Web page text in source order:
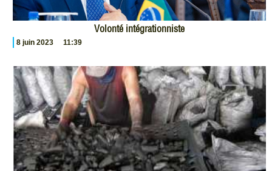
Volonté intégrationniste
8 juin 2023 11:39